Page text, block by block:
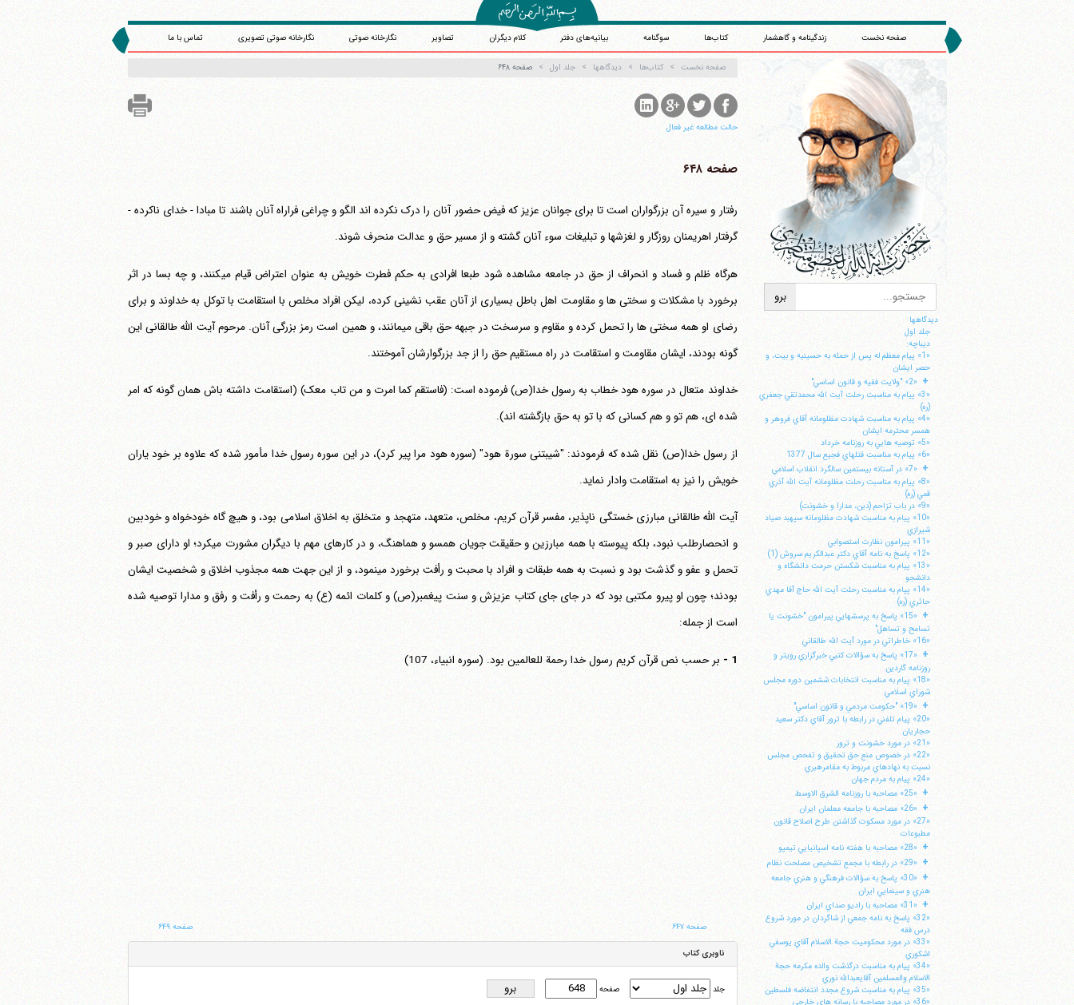
صفحه نخست زندگینامه و گاهشمار کتاب‌ها سوگنامه بیانیه‌های دفتر کلام دیگران تصاویر نگارخانه صوتی نگارخانه صوتی تصویری تماس با ما
دیدگاهها
جلد اول
ديباچه:
«1» پيام معظم له پس از حمله به حسينيه و بيت، و
حصر ايشان
+ «2» "ولايت فقيه و قانون اساسي"
«3» پيام به مناسبت رحلت آيت الله محمدتقي جعفري
(ره)
«4» پيام به مناسبت شهادت مظلومانه آقاي فروهر و
همسر محترمه ايشان
«5» توصيه هايي به روزنامه خرداد
«6» پيام به مناسبت قتلهاي فجيع سال 1377
+ «7» در آستانه بيستمين سالگرد انقلاب اسلامي
«8» پيام به مناسبت رحلت مظلومانه آيت الله آذري
قمي (ره)
«9» در باب تزاحم (دين، مدارا و خشونت)
«10» پيام به مناسبت شهادت مظلومانه سپهبد صياد
شيرازي
«11» پيرامون نظارت استصوابي
«12» پاسخ به نامه آقاي دكتر عبدالكريم سروش (1)
«13» پيام به مناسبت شكستن حرمت دانشگاه و
دانشجو
«14» پپام به مناسبت رحلت آيت الله حاج آقا مهدي
حائري (ره)
+
«15» پاسخ به پرسشهايي پيرامون "خشونت يا
تسامح و تساهل"
«16» خاطراتي در مورد آيت الله طالقاني
+
«17» پاسخ به سؤالات كتبي خبرگزاري رويتر و
روزنامه گاردين
«18» پيام به مناسبت انتخابات ششمين دوره مجلس
شوراي اسلامي
+ «19» "حكومت مردمي و قانون اساسي"
«20» پيام تلفني در رابطه با ترور آقاي دكتر سعيد
حجاريان
«21» در مورد خشونت و ترور
«22» در خصوص منع حق تحقيق و تفحص مجلس
نسبت به نهادهاي مربوط به مقامرهبري
«24» پيام به مردم جهان
+ «25» مصاحبه با روزنامه الشرق الاوسط
+ «26» مصاحبه با جامعه معلمان ايران
«27» در مورد مسكوت گذاشتن طرح اصلاح قانون
مطبوعات
+ «28» مصاحبه با هفته نامه اسپانيايي تيمپو
+ «29» در رابطه با مجمع تشخيص مصلحت نظام
+
«30» پاسخ به سؤالات فرهنگي و هنري جامعه
هنري و سينمايي ايران
+ «31» مصاحبه با راديو صداي ايران
«32» پاسخ به نامه جمعي از شاگردان در مورد شروع
درس فقه
«33» در مورد محكوميت حجة الاسلام آقاي يوسفي
اشكوري
«34» پيام به مناسبت درگذشت والده مكرمه حجة
الاسلام والمسلمين آقايعبدالله نوري
«35» پيام به مناسبت شروع مجدد انتفاضه فلسطين
«36» در مورد مصاحبه با رسانه هاي خارجي
صفحه نخست کتاب‌ها دیدگاهها جلد اول صفحه ۶۴۸
حالت مطالعه غیر فعال
صفحه ۶۴۸
رفتار و سیره آن بزرگواران است تا برای جوانان عزیز که فیض حضور آنان را درک نکرده اند الگو و چراغی فراراه آنان باشند تا مبادا - خدای ناکرده -
گرفتار اهریمنان روزگار و لغزشها و تبلیغات سوء آنان گشته و از مسیر حق و عدالت منحرف شوند.
هرگاه ظلم و فساد و انحراف از حق در جامعه مشاهده شود طبعا افرادی به حکم فطرت خویش به عنوان اعتراض قیام می‎کنند، و چه بسا در اثر
برخورد با مشکلات و سختی ها و مقاومت اهل باطل بسیاری از آنان عقب نشینی کرده، لیکن افراد مخلص با استقامت با توکل به خداوند و برای
رضای او همه سختی ها را تحمل کرده و مقاوم و سرسخت در جبهه حق باقی می‎مانند، و همین است رمز بزرگی آنان. مرحوم آیت الله طالقانی این
گونه بودند، ایشان مقاومت و استقامت در راه مستقیم حق را از جد بزرگوارشان آموختند.
خداوند متعال در سوره هود خطاب به رسول خدا(ص) فرموده است: (فاستقم کما امرت و من تاب معک) (استقامت داشته باش همان گونه که امر
شده ای، هم تو و هم کسانی که با تو به حق بازگشته اند).
از رسول خدا(ص) نقل شده که فرمودند: "شیبتنی سورة هود" (سوره هود مرا پیر کرد)، در این سوره رسول خدا مأمور شده که علاوه بر خود یاران
خویش را نیز به استقامت وادار نماید.
آیت الله طالقانی مبارزی خستگی ناپذیر، مفسر قرآن کریم، مخلص، متعهد، متهجد و متخلق به اخلاق اسلامی بود، و هیچ گاه خودخواه و خودبین
و انحصارطلب نبود، بلکه پیوسته با همه مبارزین و حقیقت جویان همسو و هماهنگ، و در کارهای مهم با دیگران مشورت می‎کرد؛ او دارای صبر و
تحمل و عفو و گذشت بود و نسبت به همه طبقات و افراد با محبت و رأفت برخورد می‎نمود، و از این جهت همه مجذوب اخلاق و شخصیت ایشان
بودند؛ چون او پیرو مکتبی بود که در جای جای کتاب عزیزش و سنت پیغمبر(ص) و کلمات ائمه (ع) به رحمت و رأفت و رفق و مدارا توصیه شده
است از جمله:
1 - بر حسب نص قرآن کریم رسول خدا رحمة للعالمین بود. (سوره انبیاء، 107)
صفحه ۶۴۷ صفحه ۶۴۹
ناوبری کتاب
جلد صفحه